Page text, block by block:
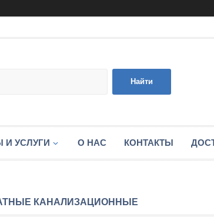
Найти
И УСЛУГИ О НАС КОНТАКТЫ
КАНАЛИЗАЦИОННЫЕ